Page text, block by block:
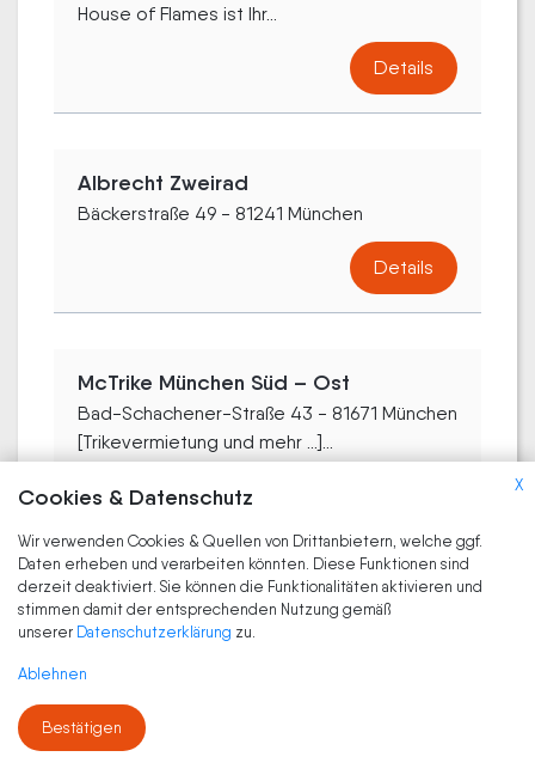
House of Flames ist Ihr...
Details
Albrecht Zweirad
Bäckerstraße 49 - 81241 München
Details
McTrike München Süd – Ost
Bad-Schachener-Straße 43 - 81671 München
[Trikevermietung und mehr ...]...
TORI Elektroroller – Probefahrten
Brodstraße 12 - 81829 München
X
Cookies & Datenschutz
Wir verwenden Cookies & Quellen von Drittanbietern, welche ggf.
Daten erheben und verarbeiten könnten. Diese Funktionen sind
derzeit deaktiviert. Sie können die Funktionalitäten aktivieren und
stimmen damit der entsprechenden Nutzung gemäß
unserer Datenschutzerklärung zu.
Ablehnen
Bestätigen